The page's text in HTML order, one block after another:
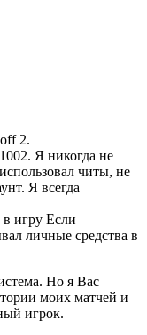
2.
Я никогда не
читы, не
Я всегда
игру Если
личные средства в
Но я Вас
моих матчей и
игрок.